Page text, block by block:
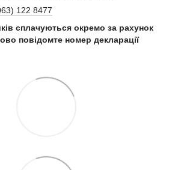
122 8477
сплачуються окремо за рахунок
повідомте номер декларації